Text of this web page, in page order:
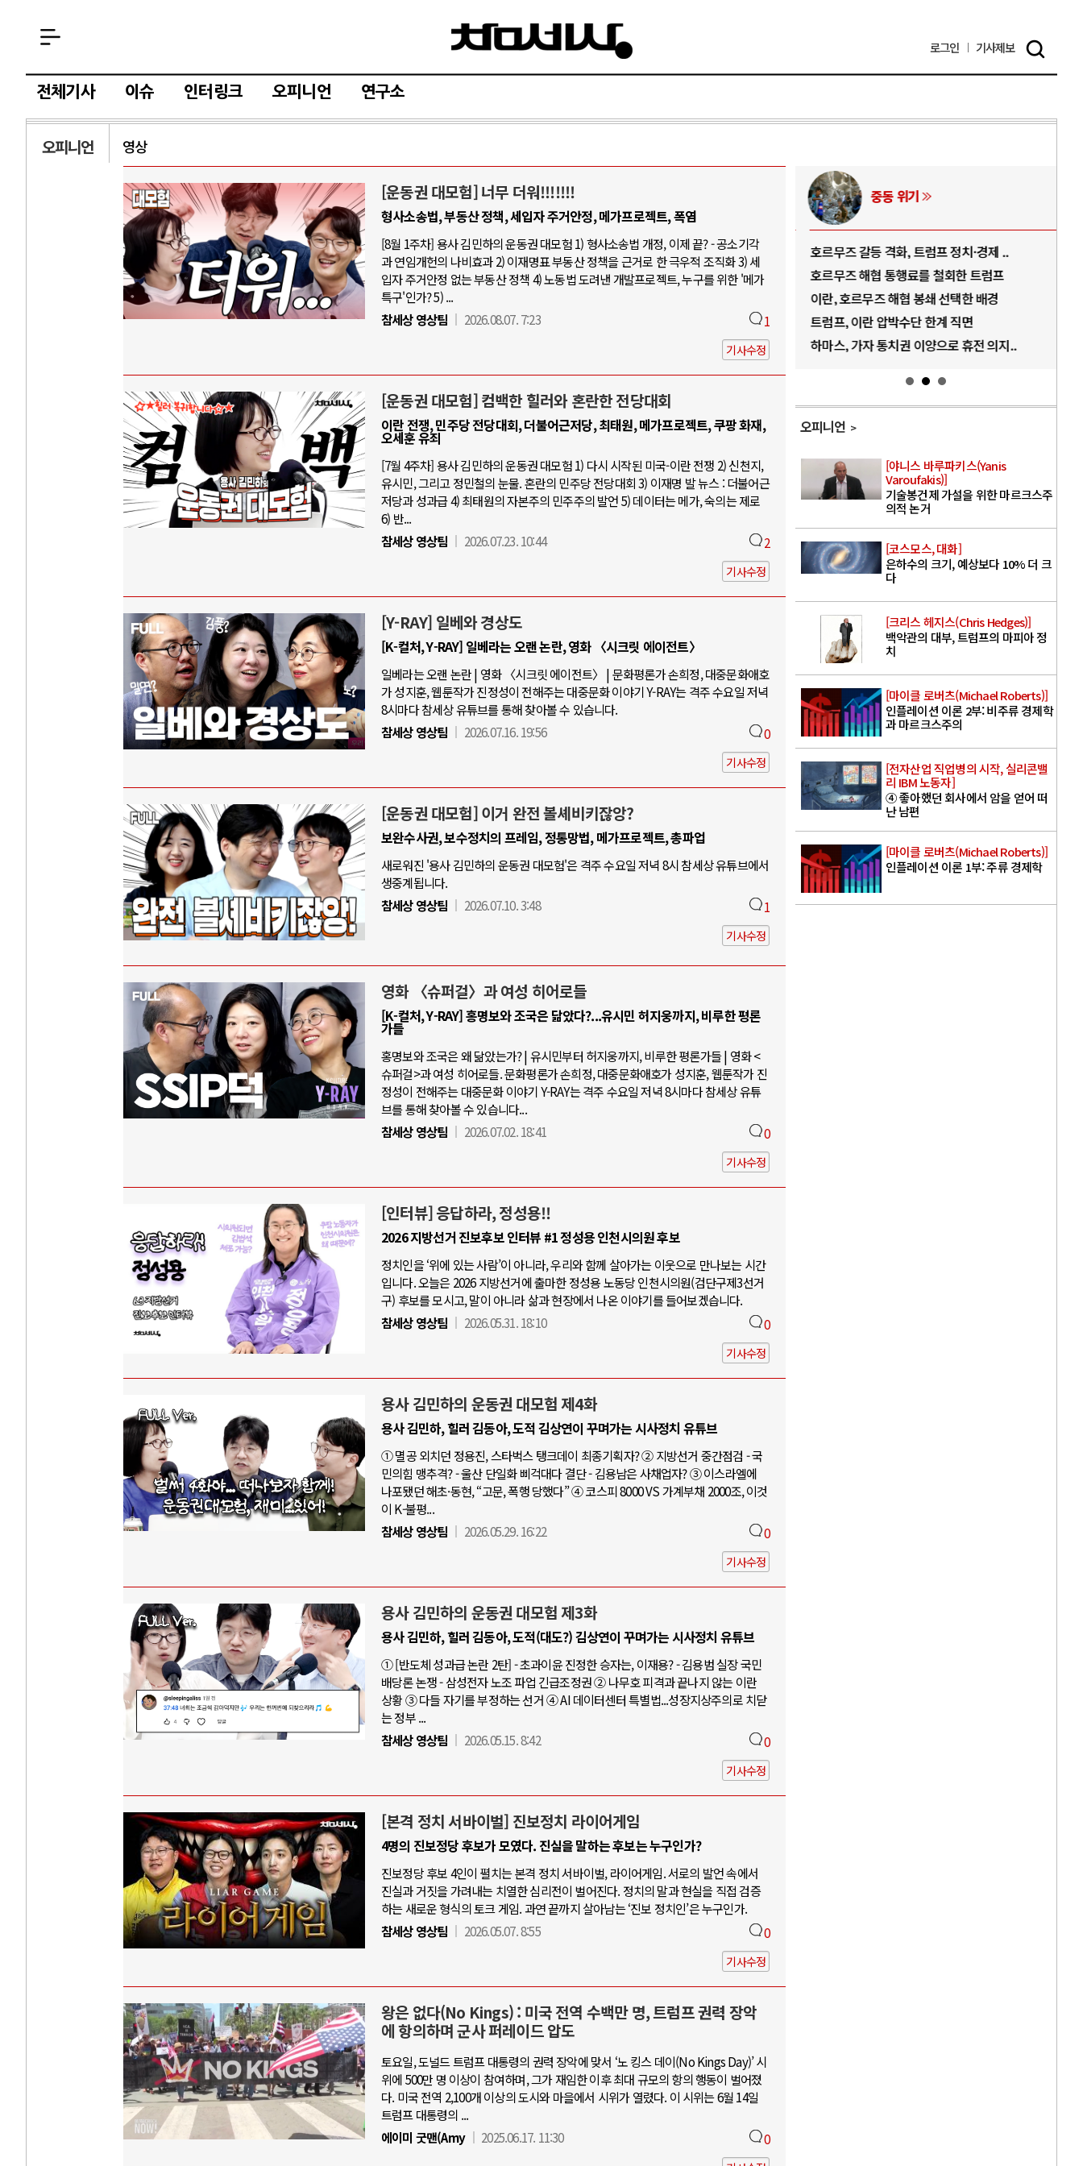
로그인 기사제보
전체기사 이슈 인터링크 오피니언 연구소
오피니언 영상
[운동권 대모험] 너무 더워!!!!!!!
형사소송법, 부동산 정책, 세입자 주거안정, 메가프로젝트, 폭염
[8월 1주차] 용사 김민하의 운동권 대모험 1) 형사소송법 개정, 이제 끝? - 공소기각
과 연임개헌의 나비효과 2) 이재명표 부동산 정책을 근거로 한 극우적 조직화 3) 세
입자 주거안정 없는 부동산 정책 4) 노동법 도려낸 개발프로젝트, 누구를 위한 '메가
특구'인가? 5) ...
참세상 영상팀
2026.08.07. 7:23 1
기사수정
[운동권 대모험] 컴백한 힐러와 혼란한 전당대회
이란 전쟁, 민주당 전당대회, 더불어근저당, 최태원, 메가프로젝트, 쿠팡 화재,
오세훈 유죄
[7월 4주차] 용사 김민하의 운동권 대모험 1) 다시 시작된 미국-이란 전쟁 2) 신천지,
유시민, 그리고 정민철의 눈물. 혼란의 민주당 전당대회 3) 이재명 발 뉴스 : 더불어근
저당과 성과급 4) 최태원의 자본주의 민주주의 발언 5) 데이터는 메가, 숙의는 제로
6) 반...
참세상 영상팀
2026.07.23. 10:44 2
기사수정
[Y-RAY] 일베와 경상도
[K-컬처, Y-RAY] 일베라는 오랜 논란, 영화 〈시크릿 에이전트〉
일베라는 오랜 논란 | 영화 〈시크릿 에이전트〉 | 문화평론가 손희정, 대중문화애호
가 성지훈, 웹툰작가 진정성이 전해주는 대중문화 이야기 Y-RAY는 격주 수요일 저녁
8시마다 참세상 유튜브를 통해 찾아볼 수 있습니다.
참세상 영상팀
2026.07.16. 19:56 0
기사수정
[운동권 대모험] 이거 완전 볼셰비키잖앙?
보완수사권, 보수정치의 프레임, 정통망법, 메가프로젝트, 총파업
새로워진 '용사 김민하의 운동권 대모험'은 격주 수요일 저녁 8시 참세상 유튜브에서
생중계됩니다.
참세상 영상팀
2026.07.10. 3:48 1
기사수정
영화 〈슈퍼걸〉과 여성 히어로들
[K-컬처, Y-RAY] 홍명보와 조국은 닮았다?...유시민 허지웅까지, 비루한 평론
가들
홍명보와 조국은 왜 닮았는가? | 유시민부터 허지웅까지, 비루한 평론가들 | 영화 <
슈퍼걸>과 여성 히어로들. 문화평론가 손희정, 대중문화애호가 성지훈, 웹툰작가 진
정성이 전해주는 대중문화 이야기 Y-RAY는 격주 수요일 저녁 8시마다 참세상 유튜
브를 통해 찾아볼 수 있습니다...
참세상 영상팀
2026.07.02. 18:41 0
기사수정
[인터뷰] 응답하라, 정성용!!
2026 지방선거 진보후보 인터뷰 #1 정성용 인천시의원 후보
정치인을 ‘위에 있는 사람’이 아니라, 우리와 함께 살아가는 이웃으로 만나보는 시간
입니다. 오늘은 2026 지방선거에 출마한 정성용 노동당 인천시의원(검단구제3선거
구) 후보를 모시고, 말이 아니라 삶과 현장에서 나온 이야기를 들어보겠습니다.
참세상 영상팀
2026.05.31. 18:10 0
기사수정
용사 김민하의 운동권 대모험 제4화
용사 김민하, 힐러 김동아, 도적 김상연이 꾸며가는 시사정치 유튜브
① 멸공 외치던 정용진, 스타벅스 탱크데이 최종기획자? ② 지방선거 중간점검 - 국
민의힘 맹추격? - 울산 단일화 삐걱대다 결단 - 김용남은 사채업자? ③ 이스라엘에
나포됐던 해초·동현, “고문, 폭행 당했다” ④ 코스피 8000 VS 가계부채 2000조, 이것
이 K-불평...
참세상 영상팀
2026.05.29. 16:22 0
기사수정
용사 김민하의 운동권 대모험 제3화
용사 김민하, 힐러 김동아, 도적(대도?) 김상연이 꾸며가는 시사정치 유튜브
① [반도체 성과급 논란 2탄] - 초과이윤 진정한 승자는, 이재용? - 김용범 실장 국민
배당론 논쟁 - 삼성전자 노조 파업 긴급조정권 ② 나무호 피격과 끝나지 않는 이란
상황 ③ 다들 자기를 부정하는 선거 ④ AI 데이터센터 특별법...성장지상주의로 치닫
는 정부 ...
참세상 영상팀
2026.05.15. 8:42 0
기사수정
[본격 정치 서바이벌] 진보정치 라이어게임
4명의 진보정당 후보가 모였다. 진실을 말하는 후보는 누구인가?
진보정당 후보 4인이 펼치는 본격 정치 서바이벌, 라이어게임. 서로의 발언 속에서
진실과 거짓을 가려내는 치열한 심리전이 벌어진다. 정치의 말과 현실을 직접 검증
하는 새로운 형식의 토크 게임. 과연 끝까지 살아남는 ‘진보 정치인’은 누구인가.
참세상 영상팀
2026.05.07. 8:55 0
기사수정
왕은 없다(No Kings) : 미국 전역 수백만 명, 트럼프 권력 장악
에 항의하며 군사 퍼레이드 압도
토요일, 도널드 트럼프 대통령의 권력 장악에 맞서 ‘노 킹스 데이(No Kings Day)’ 시
위에 500만 명 이상이 참여하며, 그가 재임한 이후 최대 규모의 항의 행동이 벌어졌
다. 미국 전역 2,100개 이상의 도시와 마을에서 시위가 열렸다. 이 시위는 6월 14일
트럼프 대통령의 ...
에이미 굿맨(Amy
2025.06.17. 11:30 0
AI와 인간
중국 AI, 저가 공세로 글로벌 토큰 시..
AI 국부펀드 구상 놓고 미국 진보진영 ..
AI 데이터센터 반대 투쟁은 새로운 글로..
AI의 숨은 환경 비용: 데이터센터 확산..
전쟁의 추상화: 우크라이나, 대리전의 역..
EU·우크라이나 드론 협력 직후, 러시아..
우크라이나, 덴마크, 에스토니아, 네덜란..
러·우크라, 대규모 공습 주고받아…민간 ..
중동 위기
호르무즈 갈등 격화, 트럼프 정치·경제 ..
호르무즈 해협 통행료를 철회한 트럼프
이란, 호르무즈 해협 봉쇄 선택한 배경
트럼프, 이란 압박수단 한계 직면
하마스, 가자 통치권 이양으로 휴전 의지..
오피니언
[야니스 바루파키스(Yanis
Varoufakis)]
기술봉건제 가설을 위한 마르크스주
의적 논거
[코스모스, 대화]
은하수의 크기, 예상보다 10% 더 크
다
[크리스 헤지스(Chris Hedges)]
백악관의 대부, 트럼프의 마피아 정
치
[마이클 로버츠(Michael Roberts)]
인플레이션 이론 2부: 비주류 경제학
과 마르크스주의
[전자산업 직업병의 시작, 실리콘밸
리 IBM 노동자]
④ 좋아했던 회사에서 암을 얻어 떠
난 남편
[마이클 로버츠(Michael Roberts)]
인플레이션 이론 1부: 주류 경제학